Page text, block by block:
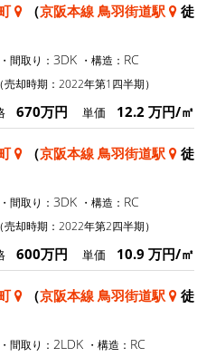
（京阪本線 鳥羽街道駅
徒
・間取り： 3DK ・構造： RC
（売却時期：2022年第1四半期）
670万円 単価 12.2 万円/㎡
（京阪本線 鳥羽街道駅
徒
・間取り： 3DK ・構造： RC
（売却時期：2022年第2四半期）
600万円 単価 10.9 万円/㎡
（京阪本線 鳥羽街道駅
徒
・間取り： 2LDK ・構造： RC